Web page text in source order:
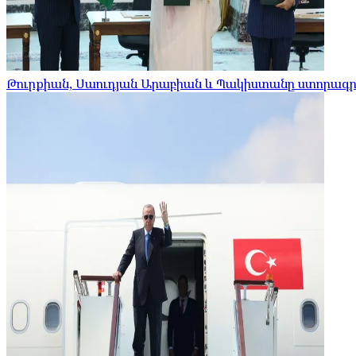
Թուրքիան, Սաուդյան Արաբիան և Պակիստանը